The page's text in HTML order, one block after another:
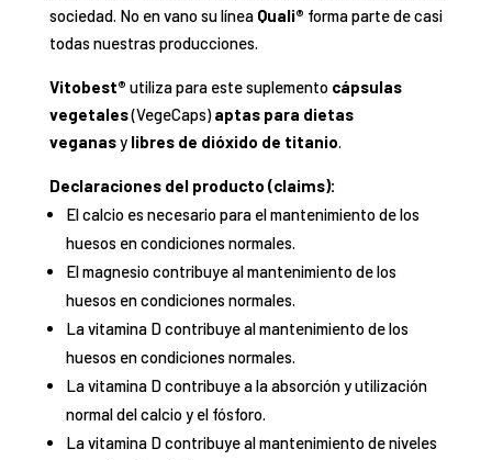
sociedad. No en vano su línea Quali® forma parte de casi
todas nuestras producciones.
Vitobest® utiliza para este suplemento cápsulas
vegetales(VegeCaps)aptas para dietas
veganasy libres de dióxido de titanio.
Declaraciones del producto (claims):
El calcio es necesario para el mantenimiento de los
huesos en condiciones normales.
El magnesio contribuye al mantenimiento de los
huesos en condiciones normales.
La vitamina D contribuye al mantenimiento de los
huesos en condiciones normales.
La vitamina D contribuye a la absorción y utilización
normal del calcio y el fósforo.
La vitamina D contribuye al mantenimiento de niveles